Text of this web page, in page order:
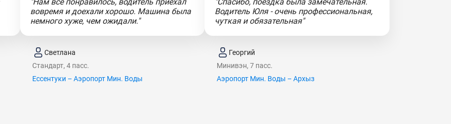
вовремя и доехали хорошо. Машина была
немного хуже, чем ожидали."
Светлана
Стандарт, 4 пасс.
Ессентуки – Аэропорт Мин. Воды
Водитель Юля - очень профессиональная,
чуткая и обязательная"
Георгий
Минивэн, 7 пасс.
Аэропорт Мин. Воды – Архыз